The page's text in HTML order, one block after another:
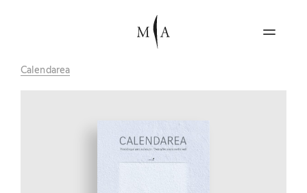
Calendarea